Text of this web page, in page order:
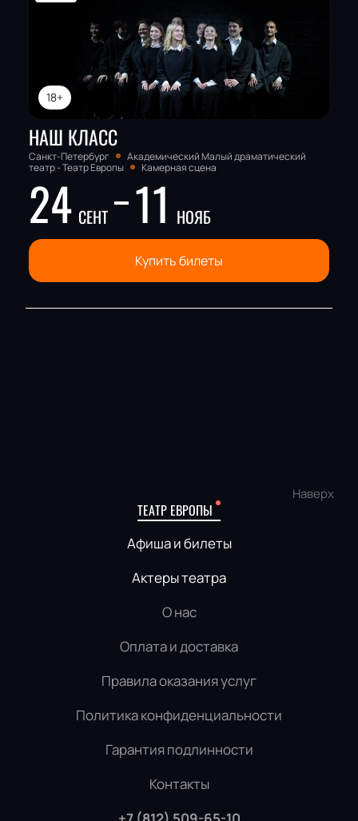
18+
НАШ КЛАСС
Санкт-Петербург
Академический Малый драматический
театр - Театр Европы
Камерная сцена
24 СЕНТ 11 НОЯБ
Купить билеты
Наверх
ТЕАТР ЕВРОПЫ
Афиша и билеты
Актеры театра
О нас
Оплата и доставка
Правила оказания услуг
Политика конфиденциальности
Гарантия подлинности
Контакты